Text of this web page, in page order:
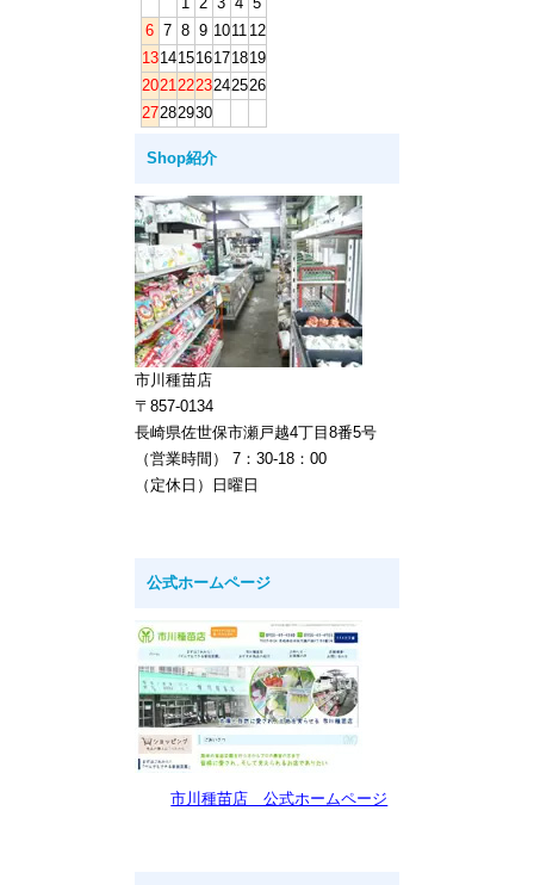
6 7 8 9 1011 12
13141516171819
20212223242526
27282930
Shop紹介
市川種苗店
〒857-0134
長崎県佐世保市瀬戸越4丁目8番5号
（営業時間） 7：30-18：00
（定休日）日曜日
公式ホームページ
市川種苗店 公式ホームページ